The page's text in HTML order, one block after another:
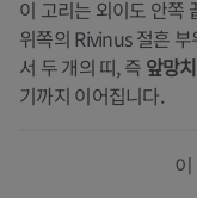
이 고리는 외이도 안쪽
위쪽의 Rivinus 절흔
서 두 개의 띠, 즉 앞망
기까지 이어집니다.
이